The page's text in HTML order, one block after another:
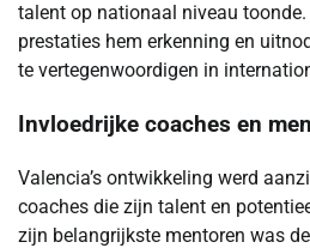
talent op nationaal niveau
prestaties hem erkenning en
te vertegenwoordigen in
Invloedrijke coaches en
Valencia’s ontwikkeling werd
coaches die zijn talent en
zijn belangrijkste mentoren was